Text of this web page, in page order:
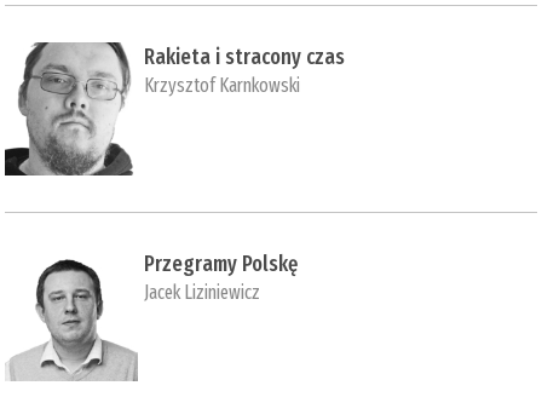
Rakieta i stracony czas
Krzysztof Karnkowski
Przegramy Polskę
Jacek Liziniewicz